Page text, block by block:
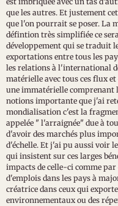
que les autres. Et justement
que l'on pourrait se poser. La
défintion très simplifiée ce
développement qui se traduit
exportations entre tous les
les relations à l'international
matérielle avec tous ces flux
une immatérielle comprenant
notions importante que j'ai
mondialisation c'est la
appelée " l'arraignée" due à
d'avoir des marchés plus
d'échelle. Et j'ai pu aussi voir
qui insistent sur ces larges
impacts de celle-ci comme
d'emplois dans les pays à
créatrice dans ceux qui
environnementaux ou des